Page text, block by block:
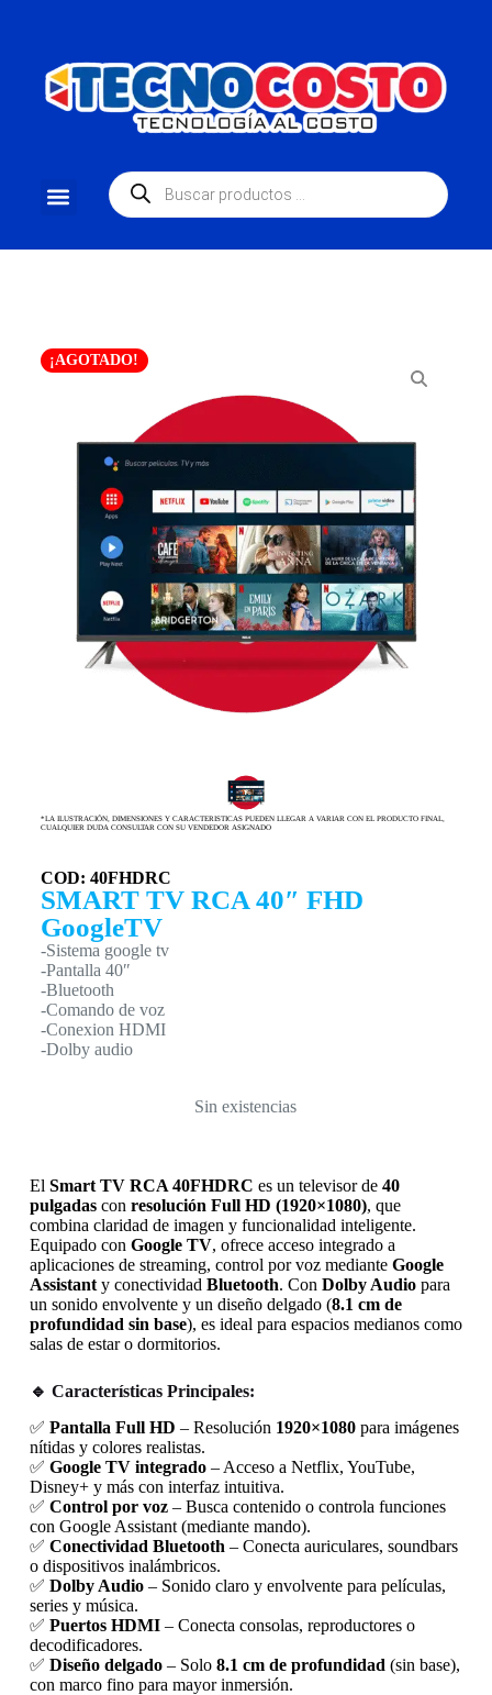
¡AGOTADO!
*LA ILUSTRACIÓN, DIMENSIONES Y CARACTERISTICAS PUEDEN LLEGAR A VARIAR CON EL PRODUCTO FINAL,
CUALQUIER DUDA CONSULTAR CON SU VENDEDOR ASIGNADO
COD: 40FHDRC
SMART TV RCA 40″ FHD
GoogleTV
-Sistema google tv
-Pantalla 40″
-Bluetooth
-Comando de voz
-Conexion HDMI
-Dolby audio
Sin existencias
El Smart TV RCA 40FHDRC es un televisor de 40
pulgadascon resolución Full HD (1920×1080), que
combina claridad de imagen y funcionalidad inteligente.
Equipado con Google TV, ofrece acceso integrado a
aplicaciones de streaming, control por voz mediante Google
Assistanty conectividad Bluetooth. Con Dolby Audiopara
un sonido envolvente y un diseño delgado (8.1 cm de
profundidad sin base), es ideal para espacios medianos como
salas de estar o dormitorios.
🔹 Características Principales:
✅ Pantalla Full HD – Resolución 1920×1080para imágenes
nítidas y colores realistas.
✅ Google TV integrado– Acceso a Netflix, YouTube,
Disney+ y más con interfaz intuitiva.
✅ Control por voz– Busca contenido o controla funciones
con Google Assistant (mediante mando).
✅ Conectividad Bluetooth – Conecta auriculares, soundbars
o dispositivos inalámbricos.
✅ Dolby Audio– Sonido claro y envolvente para películas,
series y música.
✅ Puertos HDMI– Conecta consolas, reproductores o
decodificadores.
✅ Diseño delgado– Solo 8.1 cm de profundidad (sin base),
con marco fino para mayor inmersión.